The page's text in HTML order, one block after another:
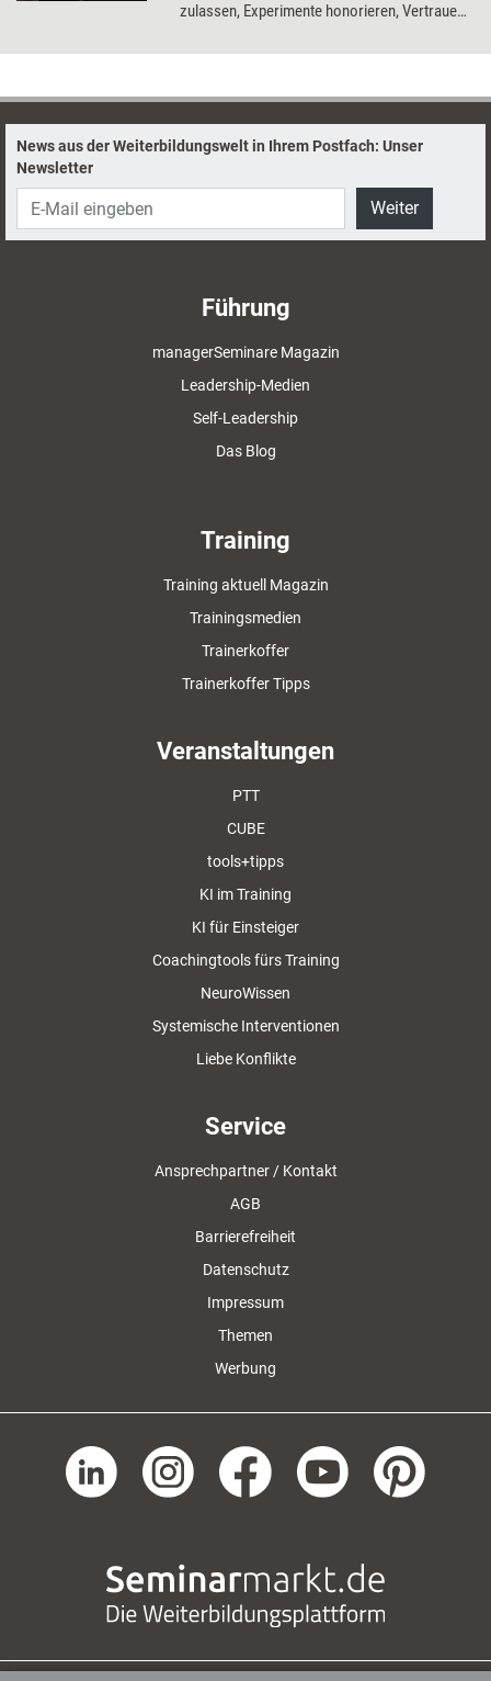
zulassen, Experimente honorieren, Vertrauen
News aus der Weiterbildungswelt in Ihrem Postfach: Unser
Newsletter
Weiter
Führung
managerSeminare Magazin
Leadership-Medien
Self-Leadership
Das Blog
Training
Training aktuell Magazin
Trainingsmedien
Trainerkoffer
Trainerkoffer Tipps
Veranstaltungen
PTT
CUBE
tools+tipps
KI im Training
KI für Einsteiger
Coachingtools fürs Training
NeuroWissen
Systemische Interventionen
Liebe Konflikte
Service
Ansprechpartner / Kontakt
AGB
Barrierefreiheit
Datenschutz
Impressum
Themen
Werbung